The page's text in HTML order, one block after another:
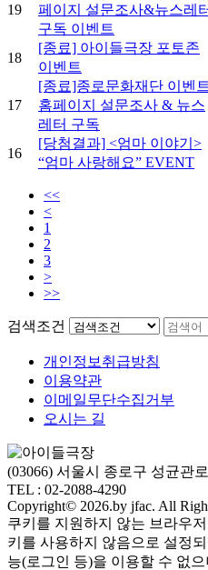
19
페이지 설문조사&뉴스레
구독 이벤트
18
[종료] 아이들극장 포토존
이벤트
17
[종료]종로문화재단 이벤트
홈페이지 설문조사 & 뉴스
레터 구독
16
[당첨결과] <엄마 이야기>
“엄마 사랑해요” EVENT
<<
<
1
2
3
>
>>
검색조건
개인정보취급방침
이용약관
이메일무단수집거부
오시는 길
(03066) 서울시 종로구 성균관
TEL : 02-2088-4290
Copyright© 2026.by jfac. All
쿠키를 지원하지 않는 브라우
키를 사용하지 않음으로 설정
능(로그인 등)을 이용할 수 없